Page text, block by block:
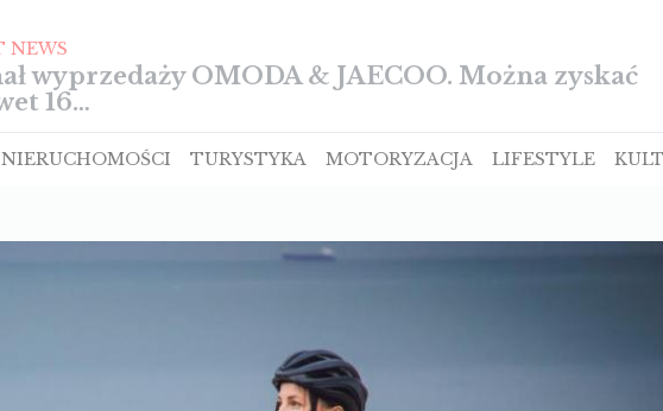
HOT NEWS
TIGGO z pięcioma gwiazdkami w teście Euro NCAP
NIERUCHOMOŚCI TURYSTYKA MOTORYZACJA LIFESTYLE